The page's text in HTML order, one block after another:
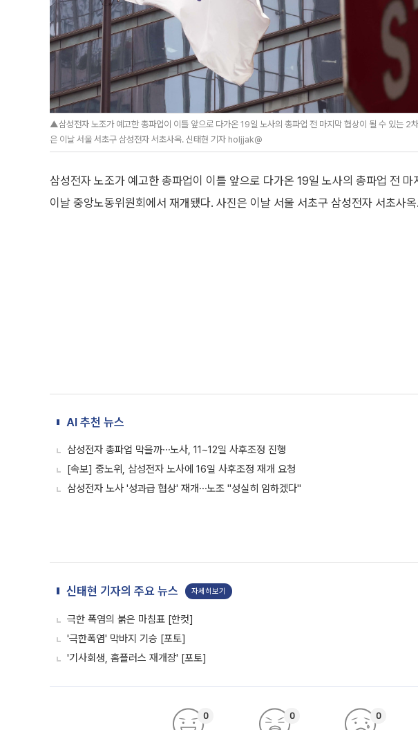
▲삼성전자 노조가 예고한 총파업이 이틀 앞으로 다가온 19일 노사의 총파업 전 마지막 협상이 될 수 있는 2
은 이날 서울 서초구 삼성전자 서초사옥. 신태현 기자 holjjak@
삼성전자 노조가 예고한 총파업이 이틀 앞으로 다가온 19일 노사의 총파업 전 마
이날 중앙노동위원회에서 재개됐다. 사진은 이날 서울 서초구 삼성전자 서초사옥.
AI 추천 뉴스
삼성전자 총파업 막을까⋯노사, 11~12일 사후조정 진행
[속보] 중노위, 삼성전자 노사에 16일 사후조정 재개 요청
삼성전자 노사 '성과급 협상' 재개⋯노조 "성실히 임하겠다"
신태현 기자의 주요 뉴스 자세히보기
극한 폭염의 붉은 마침표 [한컷]
'극한폭염' 막바지 기승 [포토]
'기사회생, 홈플러스 재개장' [포토]
0 0 0